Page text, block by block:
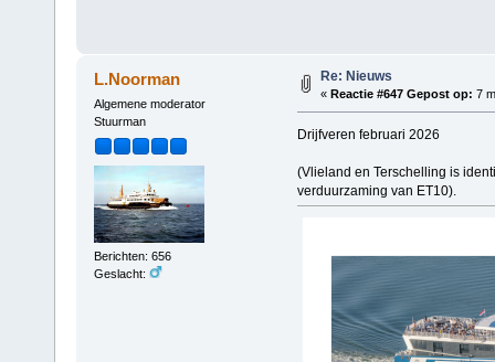
L.Noorman
Algemene moderator
Stuurman
Berichten: 656
Geslacht:
Re: Nieuws
« Reactie #647 Gepost op: 7
Drijfveren februari 2026
(Vlieland en Terschelling is
verduurzaming van ET10).